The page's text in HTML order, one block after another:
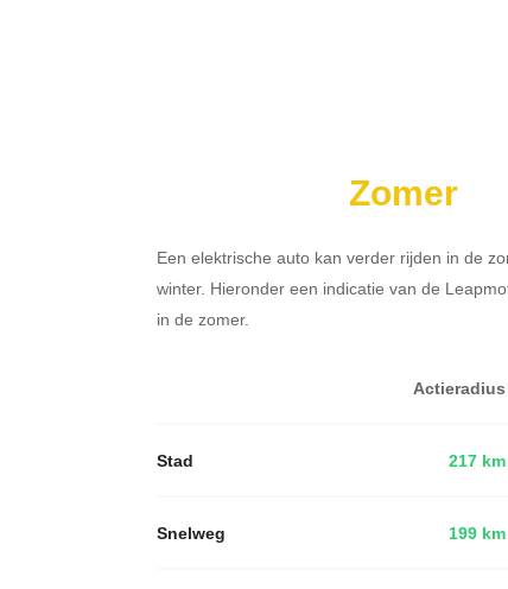
Zomer
Een elektrische auto kan verder rijden in de
winter. Hieronder een indicatie van de
in de zomer.
Actieradius
Stad 217 km
Snelweg 199 km